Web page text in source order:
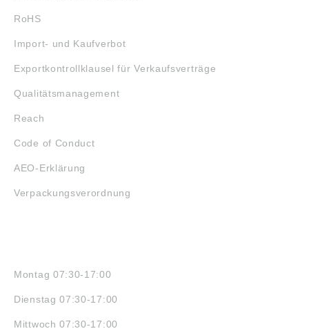
RoHS
Import- und Kaufverbot
Exportkontrollklausel für Verkaufsverträge
Qualitätsmanagement
Reach
Code of Conduct
AEO-Erklärung
Verpackungsverordnung
Montag 07:30-17:00
Dienstag 07:30-17:00
Mittwoch 07:30-17:00